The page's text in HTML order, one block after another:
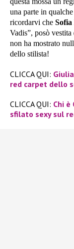
una parte in
ricordarvi che
Vadis”, posò
non ha mostrato
dello stilista!
CLICCA QUI:
red carpet dello
CLICCA QUI: Chi
sfilato sexy sul